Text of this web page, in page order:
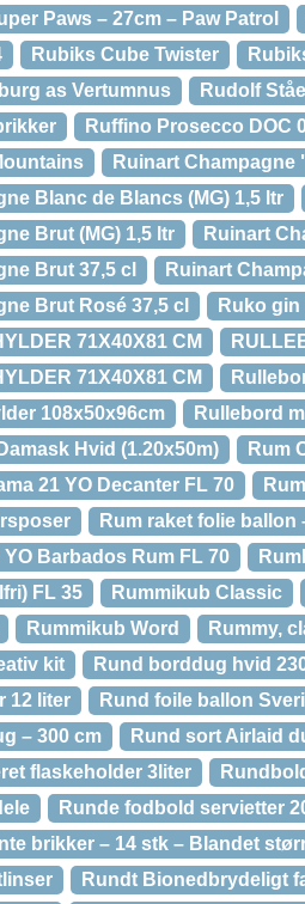
Paws – 27cm – Paw Patrol
Rubiks Cube Twister
as Vertumnus
Rudolf
Ruffino Prosecco DOC
Ruinart Champagne
Blanc de Blancs (MG) 1,5 ltr
Brut (MG) 1,5 ltr
Ruinart
Brut 37,5 cl
Ruinart
Brut Rosé 37,5 cl
Ruko
71X40X81 CM
71X40X81 CM
108x50x96cm
Rullebord
Hvid (1.20x50m)
Rum
21 YO Decanter FL 70
Rum raket folie ballon
YO Barbados Rum FL 70
FL 35
Rummikub Classic
Rummikub Word Rummy,
kit
Rund borddug hvid
12 liter
Rund foile ballon
– 300 cm
Rund sort Airlaid
flaskeholder 3liter
Runde fodbold servietter
brikker – 14 stk – Blandet
Rundt Bionedbrydeligt